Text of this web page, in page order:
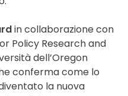
in collaborazione con
Policy Research and
dell’Oregon
conferma come lo
la nuova